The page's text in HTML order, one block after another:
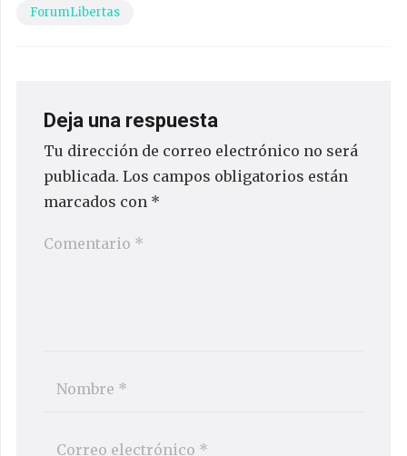
ForumLibertas
Deja una respuesta
Tu dirección de correo electrónico no será
publicada. Los campos obligatorios están
marcados con *